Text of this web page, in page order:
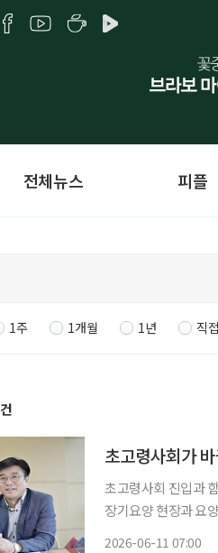
전체뉴스 피플
1주 1개월 1년 직
건
초고령사회가
초고령사회 진입과
장기요양 현장과 요
2026-06-11 07:00